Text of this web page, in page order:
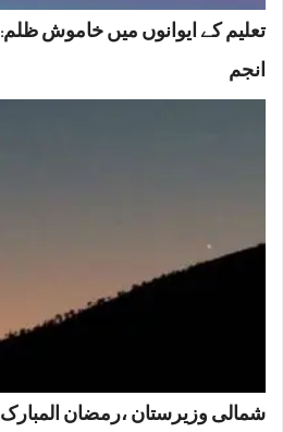
تعلیم کے ایوانوں میں خاموش
انجم
شمالی وزیرستان ،رمضان المبارک